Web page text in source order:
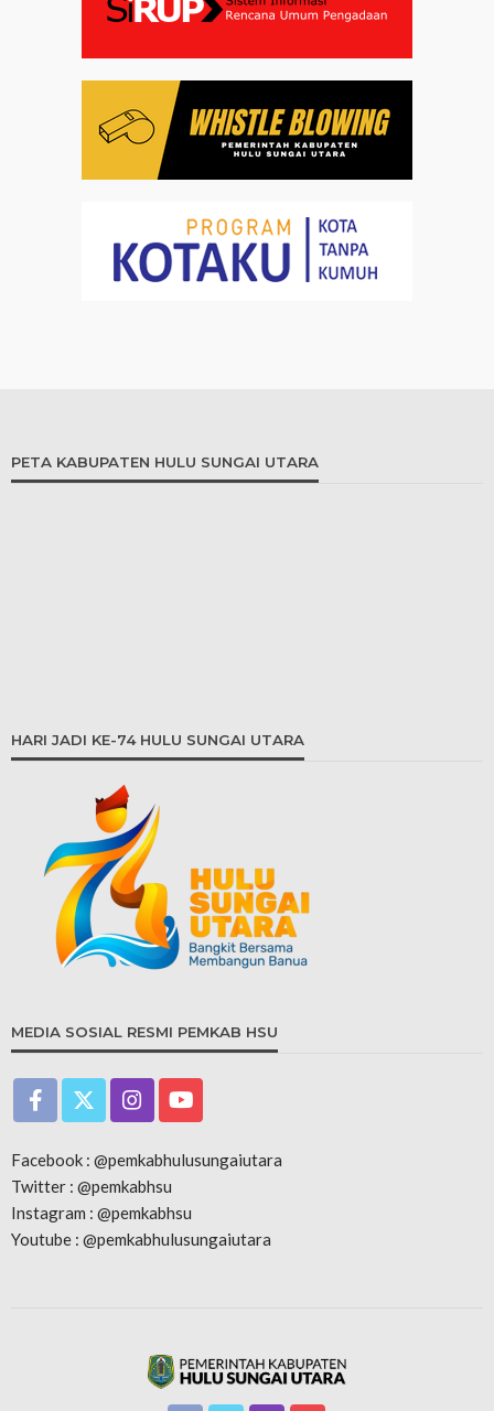
PETA KABUPATEN HULU SUNGAI UTARA
HARI JADI KE-74 HULU SUNGAI UTARA
MEDIA SOSIAL RESMI PEMKAB HSU
Facebook : @pemkabhulusungaiutara
Twitter : @pemkabhsu
Instagram : @pemkabhsu
Youtube : @pemkabhulusungaiutara